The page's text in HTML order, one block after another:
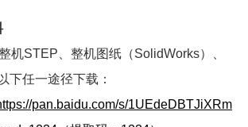
机STEP、整机图纸（SolidWorks）、
下任一途径下载：
pan.baidu.com/s/1UEdeDBTJiXRm